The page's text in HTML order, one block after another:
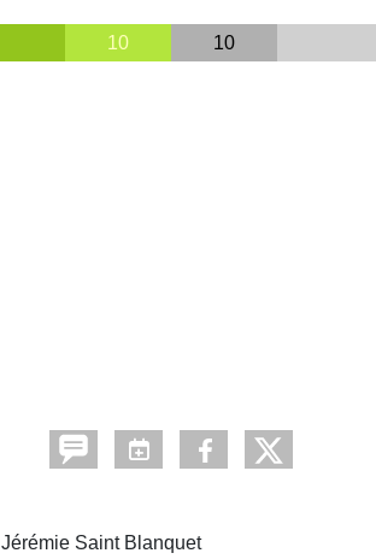
10 10
Jérémie Saint Blanquet